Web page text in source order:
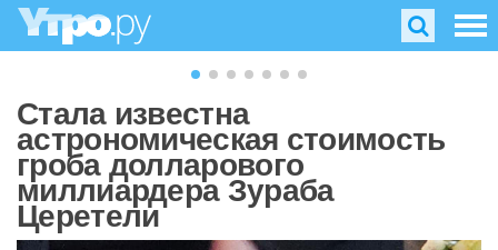
Стала известна
астрономическая стоимость
гроба долларового
миллиардера Зураба
Церетели